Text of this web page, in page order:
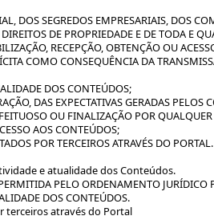
DOS SEGREDOS EMPRESARIAIS, DOS
DE PROPRIEDADE E DE TODA E
RECEPÇÃO, OBTENÇÃO OU
COMO CONSEQUÊNCIA DA
DOS CONTEÚDOS;
DAS EXPECTATIVAS GERADAS PELOS
OU FINALIZAÇÃO POR
AOS CONTEÚDOS;
POR TERCEIROS ATRAVÉS DO PORTAL.
e atualidade dos Conteúdos.
PELO ORDENAMENTO JURÍDICO
DOS CONTEÚDOS.
terceiros através do Portal